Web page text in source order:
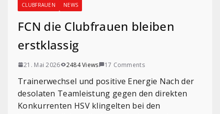
CLUBFRAUEN NEWS
FCN die Clubfrauen bleiben
erstklassig
21. Mai 2026 2484 Views 17 Comments
Trainerwechsel und positive Energie Nach der
desolaten Teamleistung gegen den direkten
Konkurrenten HSV klingelten bei den